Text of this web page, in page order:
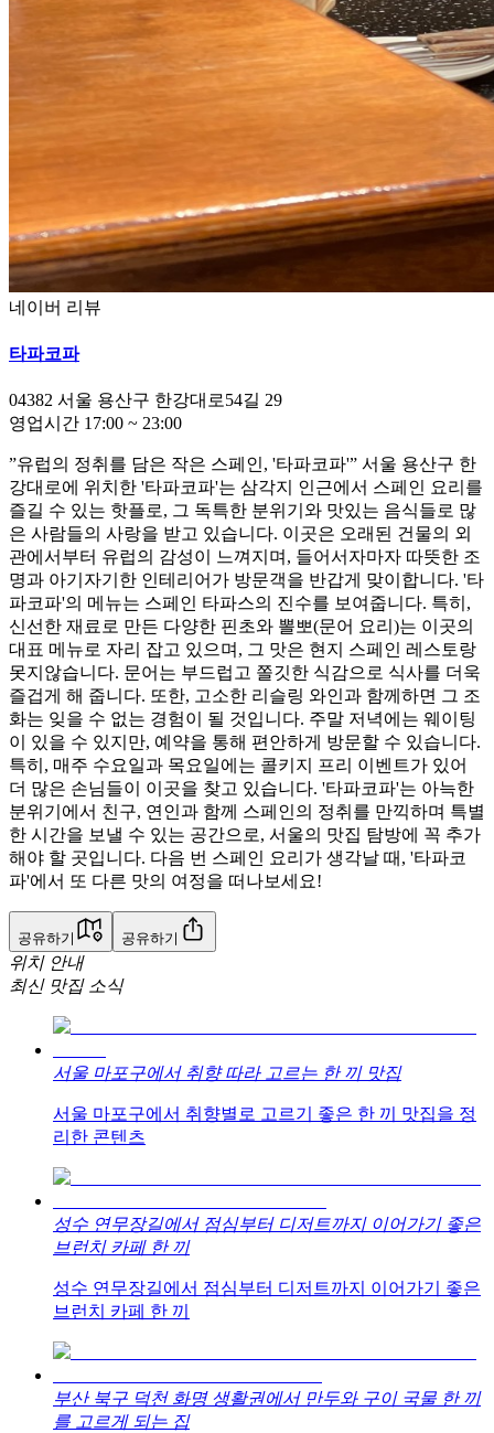
네이버 리뷰
타파코파
04382 서울 용산구 한강대로54길 29
영업시간 17:00 ~ 23:00
”유럽의 정취를 담은 작은 스페인, '타파코파'” 서울 용산구 한
강대로에 위치한 '타파코파'는 삼각지 인근에서 스페인 요리를
즐길 수 있는 핫플로, 그 독특한 분위기와 맛있는 음식들로 많
은 사람들의 사랑을 받고 있습니다. 이곳은 오래된 건물의 외
관에서부터 유럽의 감성이 느껴지며, 들어서자마자 따뜻한 조
명과 아기자기한 인테리어가 방문객을 반갑게 맞이합니다. '타
파코파'의 메뉴는 스페인 타파스의 진수를 보여줍니다. 특히,
신선한 재료로 만든 다양한 핀초와 뽈뽀(문어 요리)는 이곳의
대표 메뉴로 자리 잡고 있으며, 그 맛은 현지 스페인 레스토랑
못지않습니다. 문어는 부드럽고 쫄깃한 식감으로 식사를 더욱
즐겁게 해 줍니다. 또한, 고소한 리슬링 와인과 함께하면 그 조
화는 잊을 수 없는 경험이 될 것입니다. 주말 저녁에는 웨이팅
이 있을 수 있지만, 예약을 통해 편안하게 방문할 수 있습니다.
특히, 매주 수요일과 목요일에는 콜키지 프리 이벤트가 있어
더 많은 손님들이 이곳을 찾고 있습니다. '타파코파'는 아늑한
분위기에서 친구, 연인과 함께 스페인의 정취를 만끽하며 특별
한 시간을 보낼 수 있는 공간으로, 서울의 맛집 탐방에 꼭 추가
해야 할 곳입니다. 다음 번 스페인 요리가 생각날 때, '타파코
파'에서 또 다른 맛의 여정을 떠나보세요!
공유하기 공유하기
위치 안내
최신 맛집 소식
서울 마포구에서 취향 따라 고르는 한 끼 맛집
서울 마포구에서 취향별로 고르기 좋은 한 끼 맛집을 정
리한 콘텐츠
성수 연무장길에서 점심부터 디저트까지 이어가기 좋은
브런치 카페 한 끼
성수 연무장길에서 점심부터 디저트까지 이어가기 좋은
브런치 카페 한 끼
부산 북구 덕천 화명 생활권에서 만두와 구이 국물 한 끼
를 고르게 되는 집